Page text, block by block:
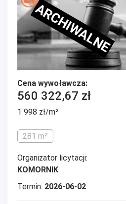
ARCHIWALNE
Cena wywoławcza:
560 322,67 zł
1 998 zł/m²
281 m²
Organizator licytacji:
KOMORNIK
Termin: 2026-06-02